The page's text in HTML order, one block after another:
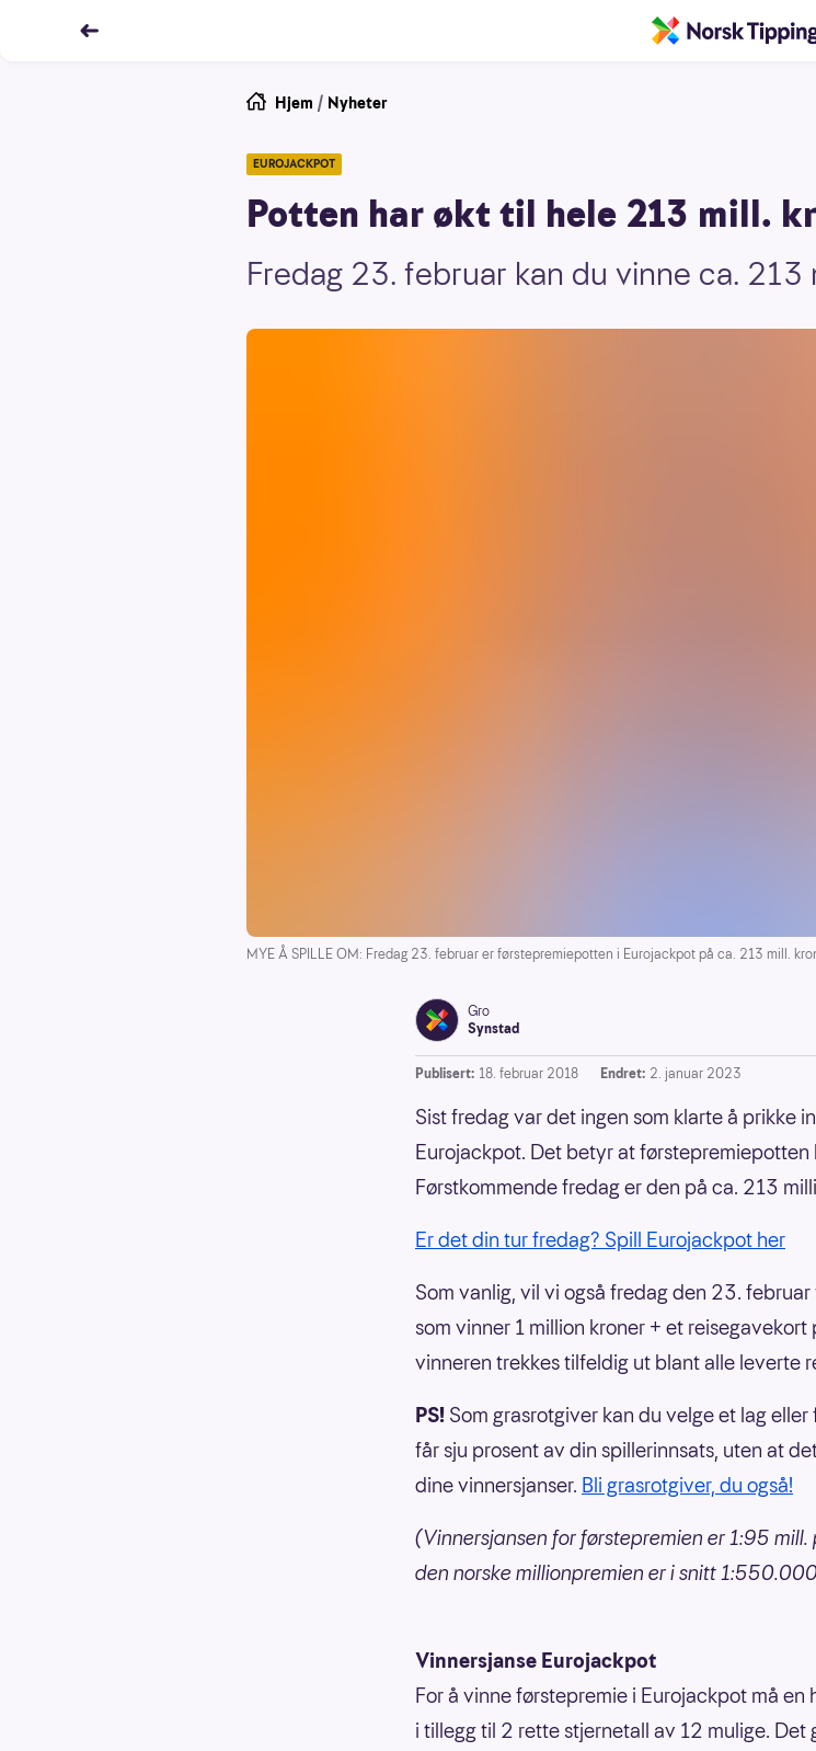
Hjem / Nyheter
EUROJACKPOT
Potten har økt til hele 213 mill.
Fredag 23. februar kan du vinne ca.
MYE Å SPILLE OM: Fredag 23. februar er førstepremiepotten i Eurojackpot på ca. 213 mill.
Gro
Synstad
Publisert: 18. februar 2018 Endret: 2. januar 2023
Sist fredag var det ingen som klarte å prikke
Eurojackpot. Det betyr at førstepremiepotten
Førstkommende fredag er den på ca. 213
Er det din tur fredag? Spill Eurojackpot her
Som vanlig, vil vi også fredag den 23.
som vinner 1 million kroner + et
vinneren trekkes tilfeldig ut blant alle leverte
PS! Som grasrotgiver kan du velge et lag
får sju prosent av din spillerinnsats, uten at
dine vinnersjanser. Bli grasrotgiver, du også!
(Vinnersjansen for førstepremien er 1:95
den norske millionpremien er i snitt
Vinnersjanse Eurojackpot
For å vinne førstepremie i Eurojackpot må
i tillegg til 2 rette stjernetall av 12 mulige.